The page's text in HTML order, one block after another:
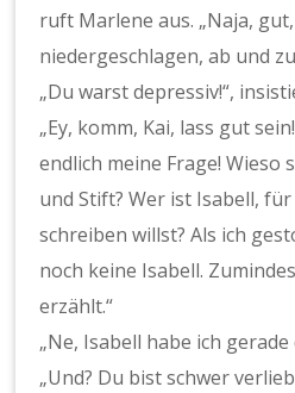
ruft Marlene aus. „Naja,
niedergeschlagen, ab und
„Du warst depressiv!“,
„Ey, komm, Kai, lass gut
endlich meine Frage! Wieso
und Stift? Wer ist Isabell,
schreiben willst? Als ich
noch keine Isabell.
erzählt.“
„Ne, Isabell habe ich
„Und? Du bist schwer